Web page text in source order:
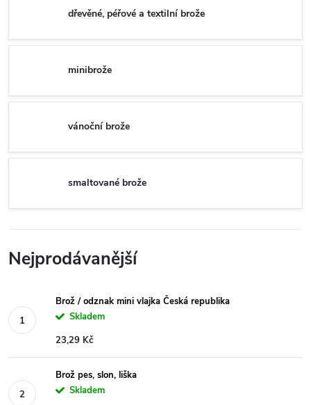
dřevěné, péřové a textilní brože
minibrože
vánoční brože
smaltované brože
Nejprodávanější
Brož / odznak mini vlajka Česká republika
Skladem
23,29 Kč
Brož pes, slon, liška
Skladem